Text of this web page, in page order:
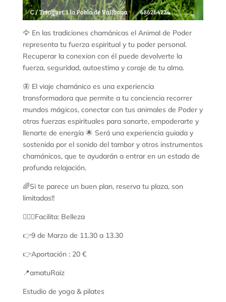
🦅 En las tradiciones chamánicas el Animal de Poder
representa tu fuerza espiritual y tu poder personal.
Recuperar la conexion con él puede devolverte la
fuerza, seguridad, autoestima y coraje de tu alma.
🦋 El viaje chamánico es una experiencia
transformadora que permite a tu conciencia recorrer
mundos mágicos, conectar con tus animales de Poder y
otras fuerzas espirituales para sanarte, empoderarte y
llenarte de energía 🌟 Será una experiencia guiada y
sostenida por el sonido del tambor y otros instrumentos
chamánicos, que te ayudarán a entrar en un estado de
profunda relajación.
🌈Si te parece un buen plan, reserva tu plaza, son
limitadas!!
🧚🏻‍♀️Facilita: Belleza
👉9 de Marzo de 11.30 a 13.30
👉Aportación : 20 €
📍amatuRaiz
Estudio de yoga & pilates